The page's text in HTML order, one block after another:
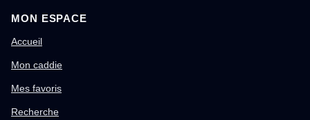
MON ESPACE
Accueil
Mon caddie
Mes favoris
Recherche